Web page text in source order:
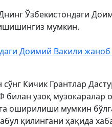
Ўзбекистондаги
мумкин.
Доимий Вакили жаноб
сўнг Кичик Грантлар
билан узоқ
оширилиши мумкин
қилингани ҳақида